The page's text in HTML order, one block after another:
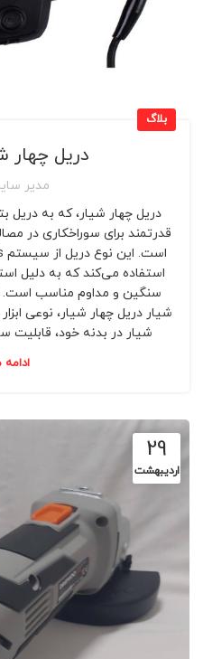
بلاگ
دریل
مدیر
دریل چهار شیار، که به دریل
قدرتمند برای سوراخکاری در
استفاده می‌کند که به دلیل
سنگین و مداوم مناسب است.
شیار دریل چهار شیار، نوعی
شیار در بدنه خود، قابلیت
29
اردیبهشت